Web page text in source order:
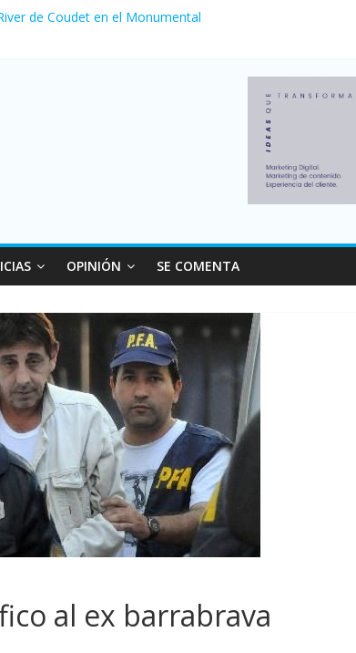
de Coudet en el Monumental
con más movimiento y consumo turístico: 4,6 millones de
de autos usados en julio: bajó un 12,6% interanual
OPINIÓN SE COMENTA
al ex barrabrava